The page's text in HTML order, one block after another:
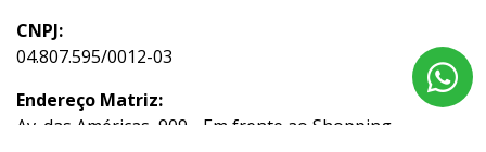
CNPJ:
04.807.595/0012-03
Endereço Matriz:
Av. das Américas, 909 - Em frente ao Shopping